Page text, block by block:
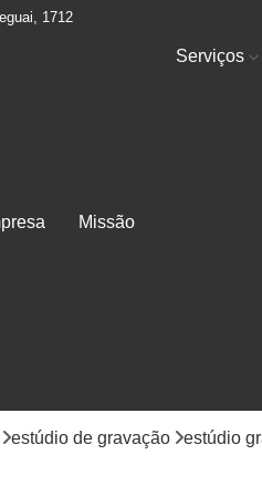
1712
Missão
Serviços
estúdio de gravação estúdio